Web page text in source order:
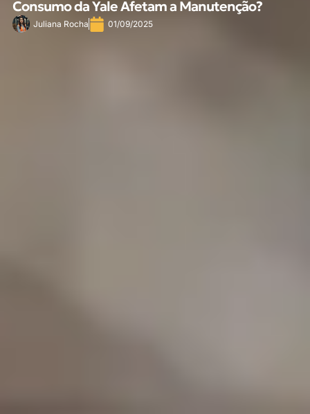
Consumo da Yale Afetam a Manutenção?
Juliana Rocha 01/09/2025